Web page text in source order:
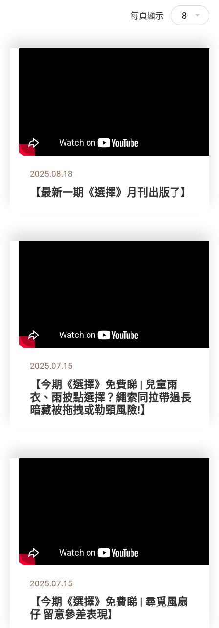
每頁顯示 8
2025.08.18
【最新一期《選擇》月刊出版了】
2025.07.15
【今期《選擇》免費睇 | 兒童雨
衣、雨披點選擇？繩索同拉帶過長
暗藏被拖拽或勒頸風險!】
2025.07.15
【今期《選擇》免費睇 | 尋覓風扇
仔 留意參差表現】